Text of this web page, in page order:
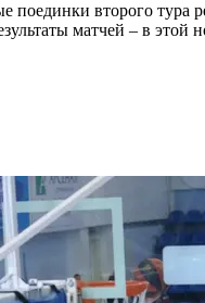
поединки второго тура
матчей – в этой